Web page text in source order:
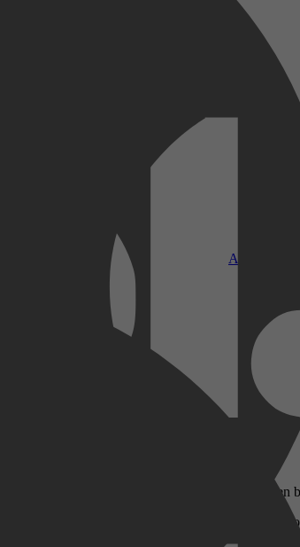
Apple TV
de wereldwijde streamingdienst met 182 miljoen
zijn kop, met jaarlijkse inkomsten van miljarden
dankzij de baanbrekende bedrijfscultuur van CEO